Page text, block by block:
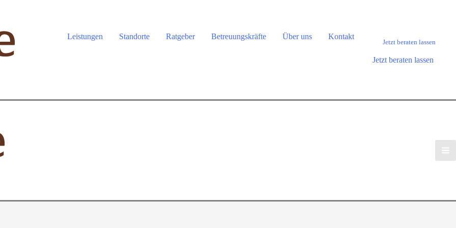
Leistungen Standorte Ratgeber Betreuungskräfte Über uns Kontakt
Jetzt beraten lassen
Jetzt beraten lassen